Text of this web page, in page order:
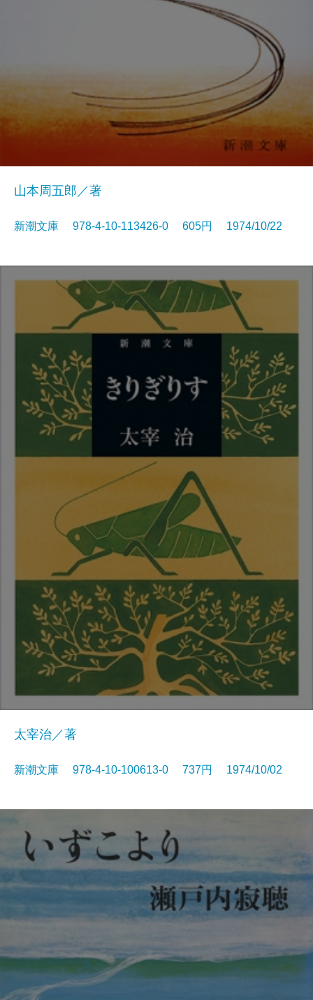
山本周五郎／著
新潮文庫 978-4-10-113426-0 605円 1974/10/22
太宰治／著
新潮文庫 978-4-10-100613-0 737円 1974/10/02